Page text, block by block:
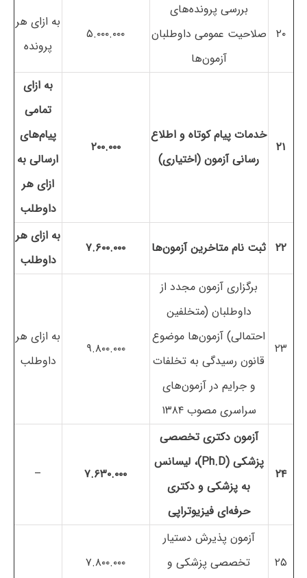
۲۰
بررسی پرونده‌های
صلاحیت عمومی داوطلبان
آزمون‌ها
۵.۰۰۰.۰۰۰
به ازای هر
پرونده
۲۱
خدمات پیام کوتاه و اطلاع
رسانی آزمون (اختیاری)
۲۰۰.۰۰۰
به ازای
تمامی
پیام‌های
ارسالی به
ازای هر
داوطلب
۲۲ ثبت نام متاخرین آزمون‌ها ۷.۶۰۰.۰۰۰
به ازای هر
داوطلب
۲۳
برگزاری آزمون مجدد از
داوطلبان (متخلفین
احتمالی) آزمون‌ها موضوع
قانون رسیدگی به تخلفات
و جرایم در آزمون‌های
سراسری مصوب ۱۳۸۴
۹.۸۰۰.۰۰۰
به ازای هر
داوطلب
۲۴
آزمون دکتری تخصصی
پزشکی (Ph.D)، لیسانس
به پزشکی و دکتری
حرفه‌ای فیزیوتراپی
۷.۶۳۰.۰۰۰ –
۲۵
آزمون پذیرش دستیار
تخصصی پزشکی و
۷.۸۰۰.۰۰۰